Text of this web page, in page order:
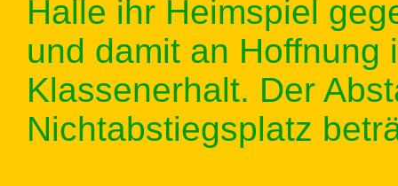
Halle ihr Heimspiel
und damit an Hoffnung
Klassenerhalt. Der
Nichtabstiegsplatz